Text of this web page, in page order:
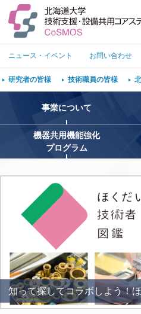
ニュース・イベント お問い合わせ
研究者の皆様 技術職員の皆様
事業について
機器共用機能強化
プログラム
知って探してコラボ しよう！
研究者 技術者で始める新たな
研究基盤 ー研究基盤 マネジ